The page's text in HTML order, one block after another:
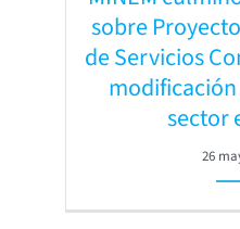
sobre
de Servicios
sector
26